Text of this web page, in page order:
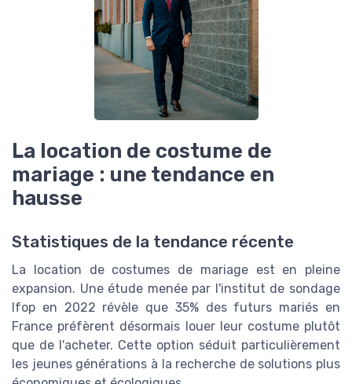
La location de costume de
mariage : une tendance en
hausse
Statistiques de la tendance récente
La location de costumes de mariage est en pleine
expansion. Une étude menée par l'institut de sondage
Ifop en 2022 révèle que 35% des futurs mariés en
France préfèrent désormais louer leur costume plutôt
que de l'acheter. Cette option séduit particulièrement
les jeunes générations à la recherche de solutions plus